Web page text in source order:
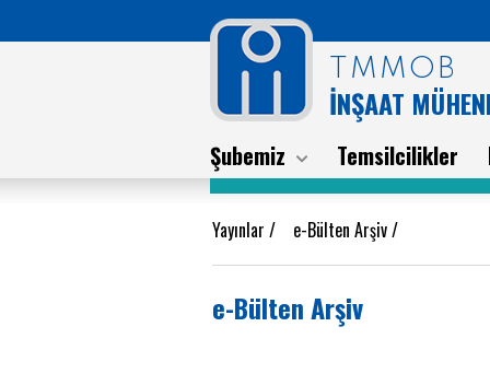
TMMOB
İNŞAAT
Şubemiz Temsilcilikler
Yayınlar / e-Bülten Arşiv/
e-Bülten Arşiv